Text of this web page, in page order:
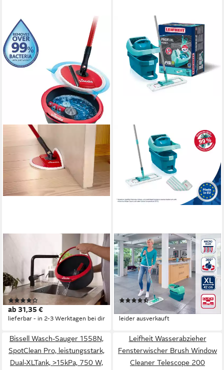
Wischmopp Vileda Spin &
Clean Wischmopp,
Schwenkbarer Kopf &
Klappbarer Kopf.
ab 31,35 €
lieferbar - in 2-3 Werktagen bei dir
LEIFHEIT
Bodenwischer-Set Set
Wischtuchpresse Profi XL mit
Rollen und Bodenwischer, (4-
St), Waschbar bei 60°C,
Wischbreite 42cm, mit Rollen,
360° Drehgelenk
(46)
ab 75,90 €
leider ausverkauft
Bissell Wasch-Sauger 1558N,
SpotClean Pro, leistungsstark,
Dual-XLTank, >15kPa, 750 W,
Leifheit Wasserabzieher
Fensterwischer Brush Window
Cleaner Telescope 200